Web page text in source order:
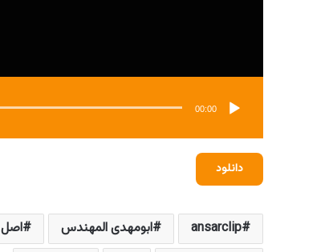
00:00
دانلود
ansarclip ابومهدی المهندس اصل